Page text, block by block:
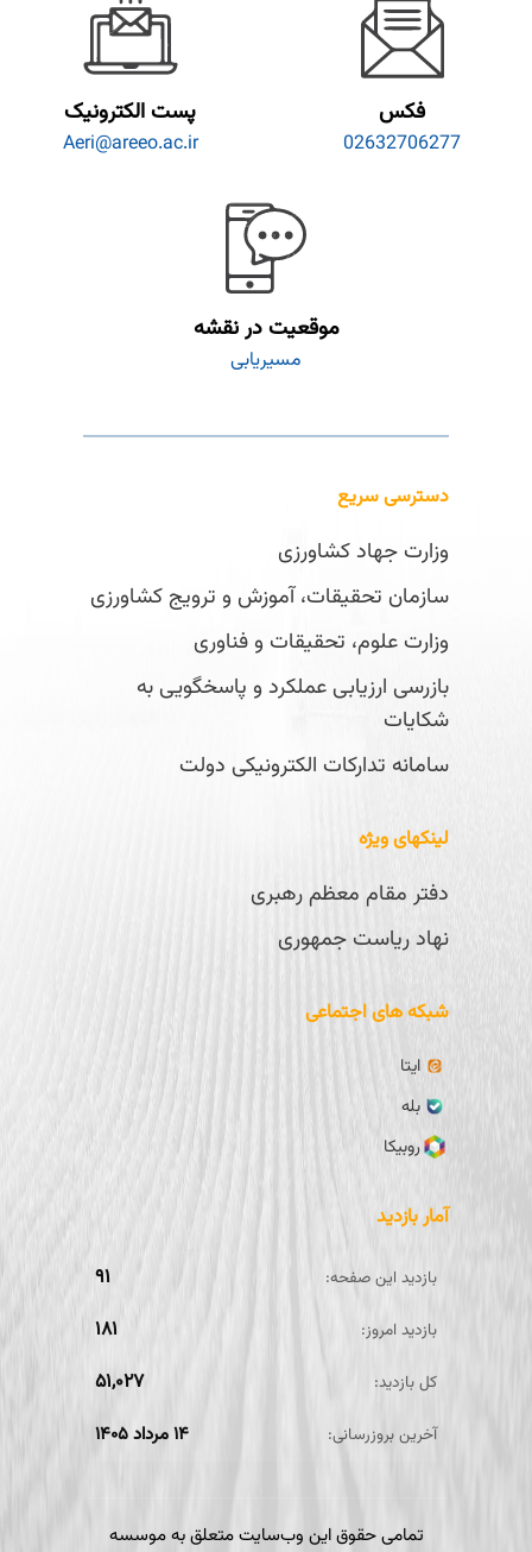
فکس
02632706277
پست الکترونیک
Aeri@areeo.ac.ir
موقعیت در نقشه
مسیریابی
دسترسی سریع
وزارت جهاد کشاورزی
سازمان تحقیقات، آموزش و ترویج کشاورزی
وزارت علوم، تحقیقات و فناوری
بازرسی ارزیابی عملکرد و پاسخگویی به
شکایات
سامانه تدارکات الکترونیکی دولت
لینکهای ویژه
دفتر مقام معظم رهبری
نهاد ریاست جمهوری
شبکه های اجتماعی
ایتا
بله
روبیکا
آمار بازدید
بازدید این صفحه: ۹۱
بازدید امروز: ۱۸۱
کل بازدید: ۵۱,۰۲۷
آخرین بروزرسانی: ۱۴ مرداد ۱۴۰۵
تمامی حقوق این وب‌سایت متعلق به موسسه